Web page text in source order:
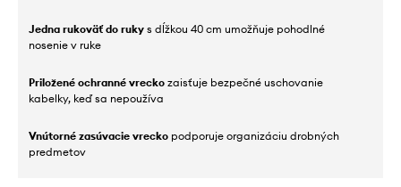
Jedna rukoväť do ruky s dĺžkou 40 cm umožňuje pohodlné
nosenie v ruke
Priložené ochranné vrecko zaisťuje bezpečné uschovanie
kabelky, keď sa nepoužíva
Vnútorné zasúvacie vrecko podporuje organizáciu drobných
predmetov